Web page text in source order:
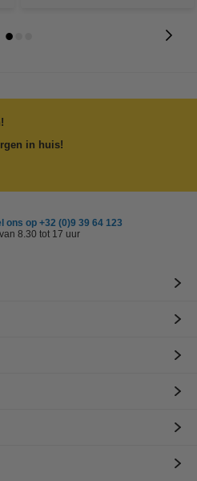
in huis!
ons op +32 (0)9 39 64 123
8.30 tot 17 uur